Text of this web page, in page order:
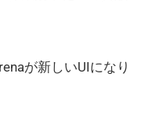
が新しいUIになり